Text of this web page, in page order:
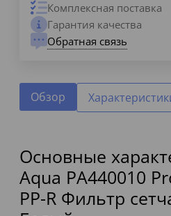
Комплексная поставка
Гарантия качества
Обратная связь
Обзор
Основные
Aqua PA440010
PP-R Фильтр